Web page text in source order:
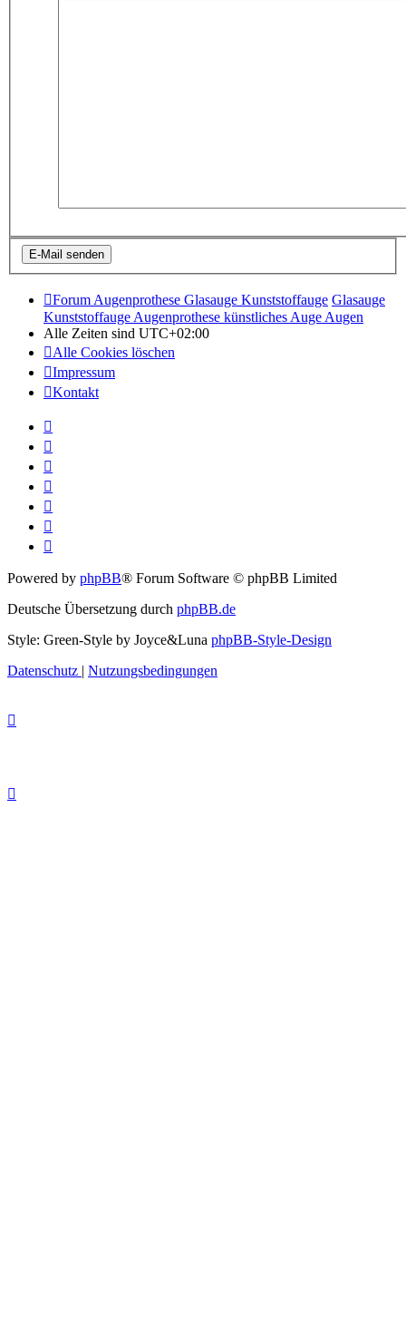
Forum Augenprothese Glasauge Kunststoffauge Glasauge
Kunststoffauge Augenprothese künstliches Auge Augen
Alle Zeiten sind UTC+02:00
Alle Cookies löschen
Impressum
Kontakt
Powered by phpBB® Forum Software © phpBB Limited
Deutsche Übersetzung durch phpBB.de
Style: Green-Style by Joyce&Luna phpBB-Style-Design
Datenschutz | Nutzungsbedingungen